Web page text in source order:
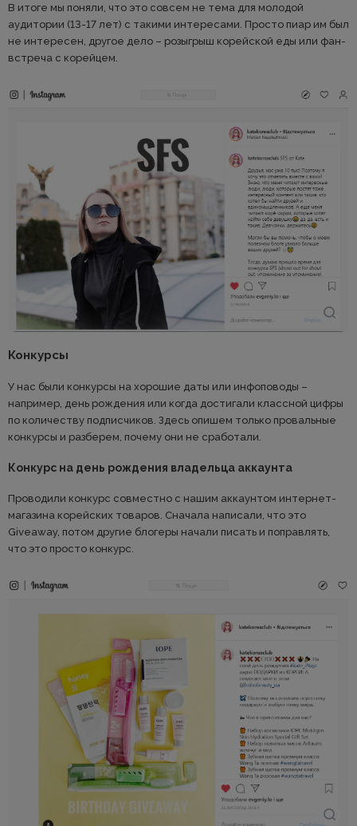
В итоге мы поняли, что это совсем не тема для молодой
аудитории (13-17 лет) с такими интересами. Просто пиар им был
не интересен, другое дело – розыгрыш корейской еды или фан-
встреча с корейцем.
Конкурсы
У нас были конкурсы на хорошие даты или инфоповоды –
например, день рождения или когда достигали классной цифры
по количеству подписчиков. Здесь опишем только провальные
конкурсы и разберем, почему они не сработали.
Конкурс на день рождения владельца аккаунта
Проводили конкурс совместно с нашим аккаунтом интернет-
магазина корейских товаров. Сначала написали, что это
Giveaway, потом другие блогеры начали писать и поправлять,
что это просто конкурс.